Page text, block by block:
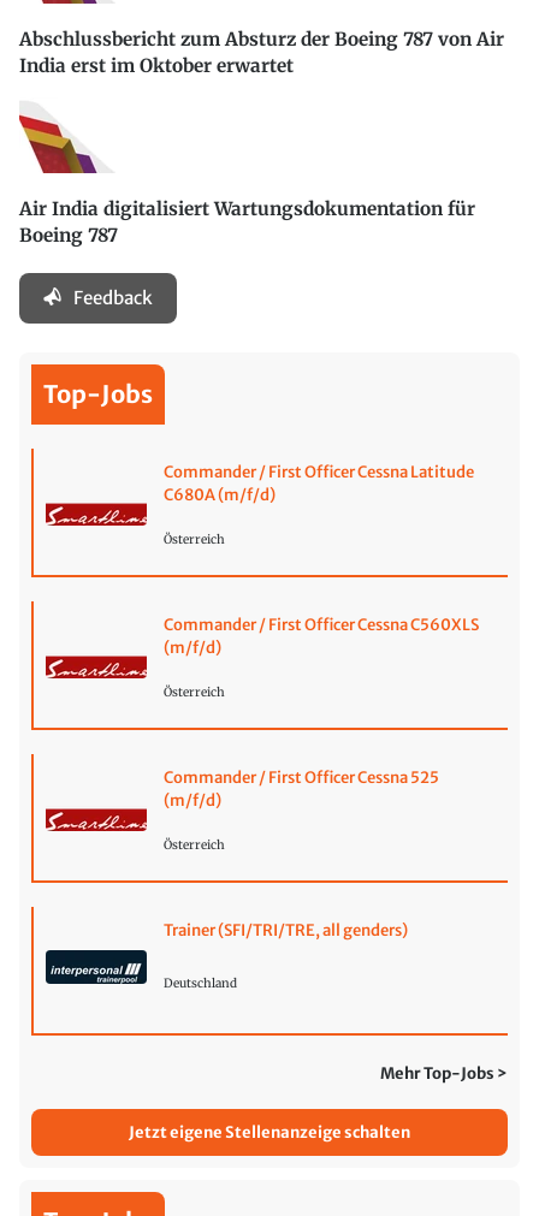
Abschlussbericht zum Absturz der Boeing 787 von Air
India erst im Oktober erwartet
Air India digitalisiert Wartungsdokumentation für
Boeing 787
Feedback
Top-Jobs
Commander / First Officer Cessna Latitude
C680A (m/f/d)
Österreich
Commander / First Officer Cessna C560XLS
(m/f/d)
Österreich
Commander / First Officer Cessna 525
(m/f/d)
Österreich
Trainer (SFI/TRI/TRE, all genders)
Deutschland
Mehr Top-Jobs >
Jetzt eigene Stellenanzeige schalten